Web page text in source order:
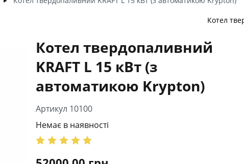
Котел
Котел твердопаливний
KRAFT L 15 кВт (з
автоматикою Krypton)
Артикул 10100
Немає в наявності